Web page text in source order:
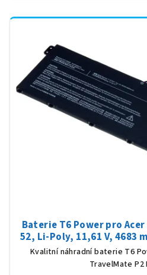
Baterie T6 Power pro
52, Li-Poly, 11,61 V, 4683
Kvalitní náhradní baterie T6
TravelMate P2